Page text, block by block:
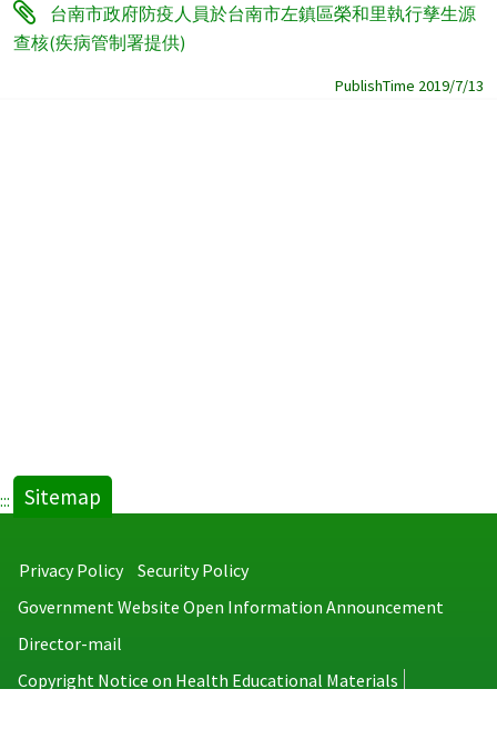
台南市政府防疫人員於台南市左鎮區榮和里執行孳生源
查核(疾病管制署提供)
PublishTime 2019/7/13
::: Sitemap
Privacy Policy
Security Policy
Government Website Open Information Announcement
Director-mail
Copyright Notice on Health Educational Materials